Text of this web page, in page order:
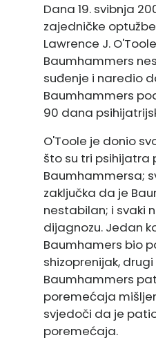
Dana 19. svibnja
zajedničke
Lawrence J.
Baumhammers
suđenje i naredio
Baumhammers
90 dana
O'Toole je donio
što su tri psihijatra
Baumhammersa;
zaključka da je
nestabilan; i svaki
dijagnozu. Jedan
Baumhamers bio
shizoprenijak,
Baumhammers
poremećaja
svjedoči da je
poremećaja.